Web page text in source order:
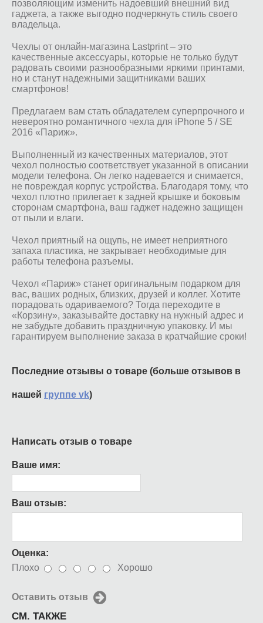
позволяющим изменить надоевший внешний вид
гаджета, а также выгодно подчеркнуть стиль своего
владельца.
Чехлы от онлайн-магазина Lastprint – это
качественные аксессуары, которые не только будут
радовать своими разнообразными яркими принтами,
но и станут надежными защитниками ваших
смартфонов!
Предлагаем вам стать обладателем суперпрочного и
невероятно романтичного чехла для iPhone 5 / SE
2016 «Париж».
Выполненный из качественных материалов, этот
чехол полностью соответствует указанной в описании
модели телефона. Он легко надевается и снимается,
не повреждая корпус устройства. Благодаря тому, что
чехол плотно прилегает к задней крышке и боковым
сторонам смартфона, ваш гаджет надежно защищен
от пыли и влаги.
Чехол приятный на ощупь, не имеет неприятного
запаха пластика, не закрывает необходимые для
работы телефона разъемы.
Чехол «Париж» станет оригинальным подарком для
вас, ваших родных, близких, друзей и коллег. Хотите
порадовать одариваемого? Тогда переходите в
«Корзину», заказывайте доставку на нужный адрес и
не забудьте добавить праздничную упаковку. И мы
гарантируем выполнение заказа в кратчайшие сроки!
Последние отзывы о товаре (больше отзывов в
нашей группе vk)
Написать отзыв о товаре
Ваше имя:
Ваш отзыв:
Оценка:
Плохо
Хорошо
Оставить отзыв
СМ. ТАКЖЕ